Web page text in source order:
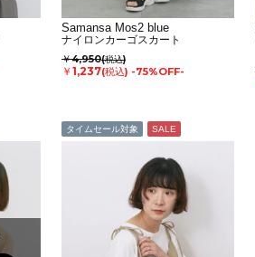
Samansa Mos2 blue
ナイロンカーゴスカート
￥4,950(税込)
￥1,237(税込) -75%OFF-
タイムセール対象 SALE